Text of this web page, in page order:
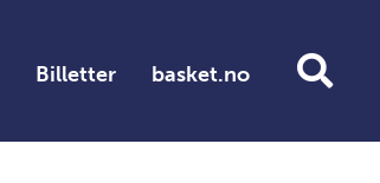
Billetter basket.no